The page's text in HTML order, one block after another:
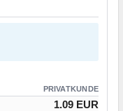
PRIVATKUNDE
1.09 EUR